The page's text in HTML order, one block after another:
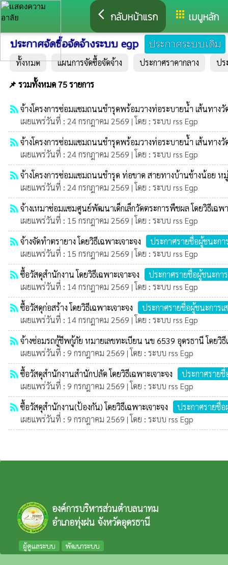
arrow_back_ios กลับหน้าแรก apps เมนูหลัก
ประกาศจัดซื้อจัดจ้างระบบ egp ประกาศระบบเดิม
ทั้งหมด แผนการจัดซื้อจัดจ้าง ประกาศราคากลาง ปร
📌 รวมทั้งหมด 75 รายการ
rss_feedจ้างโครงการซ่อมแซมถนนชำรุดพร้อมวางท่อระบายน้ำ เส้นทาง
เผยแพร่วันที่ : 24 กรกฎาคม 2569 | โดย : ระบบ rss Egp
rss_feedจ้างโครงการซ่อมแซมถนนชำรุดพร้อมวางท่อระบายน้ำ เส้นทาง
เผยแพร่วันที่ : 24 กรกฎาคม 2569 | โดย : ระบบ rss Egp
rss_feedจ้างโครงการซ่อมแซมถนนชำรุด ท่อขาด สายทางบ้านช้างน้อย หมู่
เผยแพร่วันที่ : 24 กรกฎาคม 2569 | โดย : ระบบ rss Egp
rss_feedจ้างเหมาซ่อมแซมศูนย์พัฒนาเด็กเล็กวัดตระการพืชผล โดยวิธีเฉพา
เผยแพร่วันที่ : 15 กรกฎาคม 2569 | โดย : ระบบ rss Egp
rss_feedจ้างจัดทำตรายาง โดยวิธีเฉพาะเจาะจง
ประกาศรายชื่อผู้ชนะกา
เผยแพร่วันที่ : 15 กรกฎาคม 2569 | โดย : ระบบ rss Egp
rss_feedซื้อวัสดุสำนักงาน โดยวิธีเฉพาะเจาะจง
ประกาศรายชื่อผู้ชนะกา
เผยแพร่วันที่ : 14 กรกฎาคม 2569 | โดย : ระบบ rss Egp
rss_feedซื้อวัสดุก่อสร้าง โดยวิธีเฉพาะเจาะจง
ประกาศรายชื่อผู้ชนะการเ
เผยแพร่วันที่ : 14 กรกฎาคม 2569 | โดย : ระบบ rss Egp
rss_feedจ้างซ่อมรถกู้ชีพกู้ภัย หมายเลขทะเบียน นข 6539 อุดรธานี โดยวิธี
เผยแพร่วันที่ : 9 กรกฎาคม 2569 | โดย : ระบบ rss Egp
rss_feedซื้อวัสดุสำนักงานสำนักปลัด โดยวิธีเฉพาะเจาะจง
ประกาศราย
เผยแพร่วันที่ : 9 กรกฎาคม 2569 | โดย : ระบบ rss Egp
rss_feedซื้อวัสดุสำนักงาน(ป้องกัน) โดยวิธีเฉพาะเจาะจง
ประกาศรายชื่
เผยแพร่วันที่ : 9 กรกฎาคม 2569 | โดย : ระบบ rss Egp
องค์การบริหารส่วนตำบลนาทม
อำเภอทุ่งฝน จังหวัดอุดรธานี
ผู้ดูแลระบบ พัฒนาระบบ